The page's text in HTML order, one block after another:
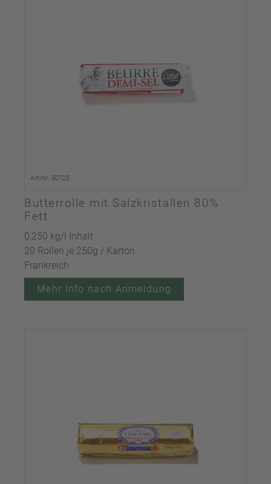
Art-Nr. 50725
Butterrolle mit Salzkristallen 80%
Fett
0,250 kg/l Inhalt
20 Rollen je 250g / Karton
Frankreich
Mehr Info nach Anmeldung